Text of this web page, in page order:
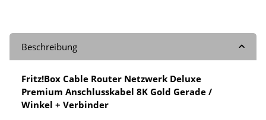
Beschreibung
Fritz!Box Cable Router Netzwerk Deluxe
Premium Anschlusskabel 8K Gold Gerade /
Winkel + Verbinder